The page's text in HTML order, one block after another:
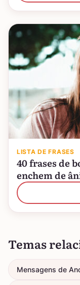
LISTA DE FRASES
40 frases de
enchem de
Temas
Mensagens de